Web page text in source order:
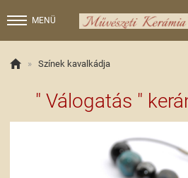
MENÜ
 » Színek kavalkádja
" Válogatás "